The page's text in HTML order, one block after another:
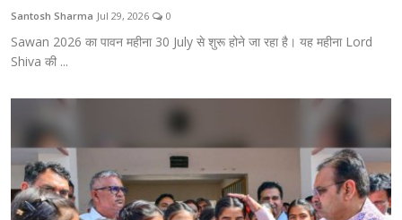
Santosh Sharma Jul 29, 2026 0
Sawan 2026 का पावन महीना 30 July से शुरू होने जा रहा है। यह महीना Lord
Shiva की ...